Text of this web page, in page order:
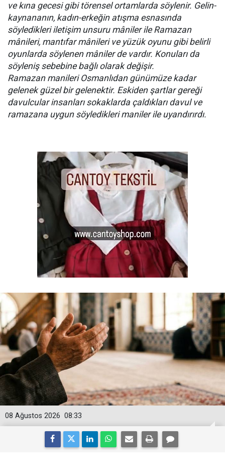
ve kına gecesi gibi törensel ortamlarda söylenir. Gelin-
kaynananın, kadın-erkeğin atışma esnasında
söyledikleri iletişim unsuru mâniler ile Ramazan
mânileri, mantıfar mânileri ve yüzük oyunu gibi belirli
oyunlarda söylenen mâniler de vardır. Konuları da
söyleniş sebebine bağlı olarak değişir.
Ramazan manileri Osmanlıdan günümüze kadar
gelenek güzel bir gelenektir. Eskiden şartlar gereği
davulcular insanları sokaklarda çaldıkları davul ve
ramazana uygun söyledikleri maniler ile uyandırırdı.
08:33
08 Ağustos 2026